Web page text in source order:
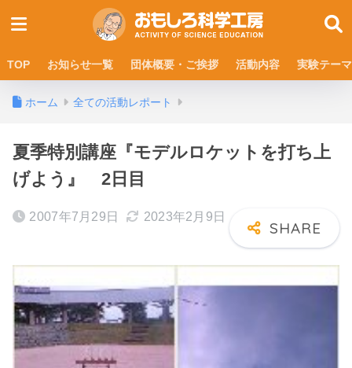
TOP お知らせ一覧 団体概要・ご挨拶 活動内容 実験テーマ
ホーム 全ての活動レポート
夏季特別講座『モデルロケットを打ち上
げよう』 2日目
2007年7月29日 2023年2月9日